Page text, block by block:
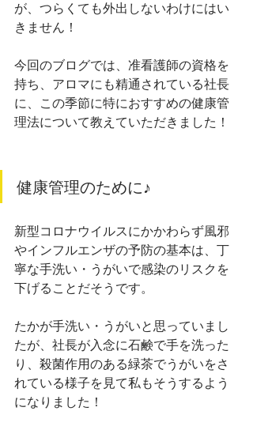
が、つらくても外出しないわけにはい
きません！
今回のブログでは、准看護師の資格を
持ち、アロマにも精通されている社長
に、この季節に特におすすめの健康管
理法について教えていただきました！
健康管理のために♪
新型コロナウイルスにかかわらず風邪
やインフルエンザの予防の基本は、丁
寧な手洗い・うがいで感染のリスクを
下げることだそうです。
たかが手洗い・うがいと思っていまし
たが、社長が入念に石鹸で手を洗った
り、殺菌作用のある緑茶でうがいをさ
れている様子を見て私もそうするよう
になりました！